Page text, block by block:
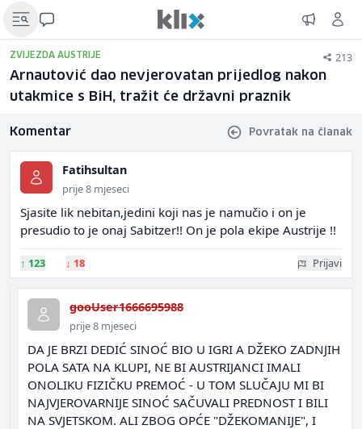
ZVIJEZDA AUSTRIJE 213
Arnautović dao nevjerovatan prijedlog nakon
utakmice s BiH, tražit će državni praznik
Komentar Povratak na članak
Fatihsultan
prije 8 mjeseci
Sjasite lik nebitan,jedini koji nas je namučio i on je
presudio to je onaj Sabitzer!! On je pola ekipe Austrije !!
↑ 123 ↓ 18 Prijavi
gooUser1666695988
prije 8 mjeseci
DA JE BRZI DEDIĆ SINOĆ BIO U IGRI A DŽEKO ZADNJIH
POLA SATA NA KLUPI, NE BI AUSTRIJANCI IMALI
ONOLIKU FIZIČKU PREMOĆ - U TOM SLUČAJU MI BI
NAJVJEROVARNIJE SINOĆ SAČUVALI PREDNOST I BILI
NA SVJETSKOM. ALI ZBOG OPĆE "DŽEKOMANIJE", I